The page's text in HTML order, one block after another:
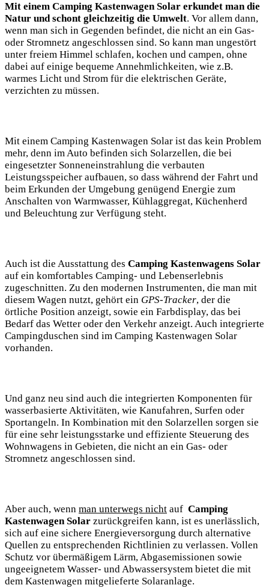
Mit ⁣einem Camping Kastenwagen Solar‍ erkundet man die
Natur und ​schont gleichzeitig‍ die ​Umwelt. Vor allem dann,⁢
wenn man sich in ‍Gegenden befindet, die⁤ nicht an⁤ ein Gas-
oder Stromnetz ‌angeschlossen ​sind. So ⁢kann man ungestört
unter freiem‌ Himmel schlafen, kochen und campen,​ ohne
dabei auf ⁣einige‌ bequeme Annehmlichkeiten, wie z.B.
warmes Licht und Strom für die elektrischen Geräte,
verzichten zu ‍müssen.
Mit einem Camping⁤ Kastenwagen Solar ist das kein Problem
mehr, denn im⁤ Auto befinden sich Solarzellen, die bei
eingesetzter Sonneneinstrahlung die verbauten
Leistungsspeicher aufbauen, so dass während der Fahrt und
beim Erkunden der ‌Umgebung genügend Energie ⁢zum
Anschalten ​von Warmwasser, Kühlaggregat, Küchenherd
und ⁢Beleuchtung‌ zur ⁣Verfügung steht.
Auch ist ‍die ‍Ausstattung⁤ des Camping Kastenwagens Solar
auf ein komfortables Camping- und Lebenserlebnis
‌zugeschnitten. ⁣Zu ‌den​ modernen ​Instrumenten, die man mit
diesem Wagen nutzt, gehört ein GPS-Tracker, ⁢der die
örtliche Position anzeigt, sowie ein Farbdisplay, das bei
⁢Bedarf ⁢das ‍Wetter oder den Verkehr anzeigt. Auch integrierte
Campingduschen sind im Camping Kastenwagen Solar⁣
vorhanden.
Und ganz neu sind auch die⁢ integrierten‍ Komponenten für
wasserbasierte Aktivitäten, wie Kanufahren, ⁤Surfen oder
‌Sportangeln. In Kombination mit den Solarzellen sorgen sie⁢
für ‌eine sehr leistungsstarke‌ und effiziente Steuerung des
Wohnwagens ‍in Gebieten, ⁤die nicht an ein Gas- oder
Stromnetz angeschlossen sind.
Aber auch, wenn man⁣ unterwegs ⁣nicht ​auf ​ Camping
Kastenwagen ​Solar ‌zurückgreifen kann, ist es unerlässlich,​
sich ⁣auf eine​ sichere Energieversorgung durch alternative
Quellen zu entsprechenden Richtlinien zu verlassen. Vollen⁢
Schutz ⁣vor‍ übermäßigem Lärm, ‌Abgasemissionen sowie
ungeeignetem Wasser- und Abwassersystem bietet die‍ mit
dem Kastenwagen mitgelieferte Solaranlage.